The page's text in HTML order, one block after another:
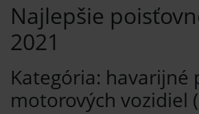
Najlepšie
2021
Kategória: havarijné
motorových vozidiel